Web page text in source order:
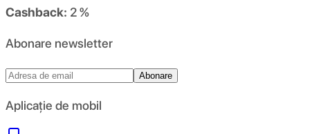
Cashback: 2 %
Abonare newsletter
Abonare
Aplicație de mobil